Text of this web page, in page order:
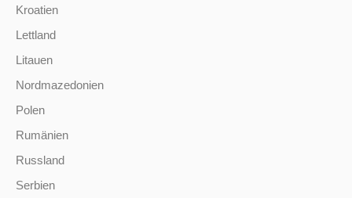
Kroatien
Lettland
Litauen
Nordmazedonien
Polen
Rumänien
Russland
Serbien